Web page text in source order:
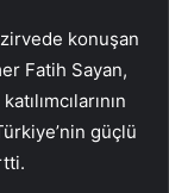
konuşan
Fatih Sayan,
güçlü